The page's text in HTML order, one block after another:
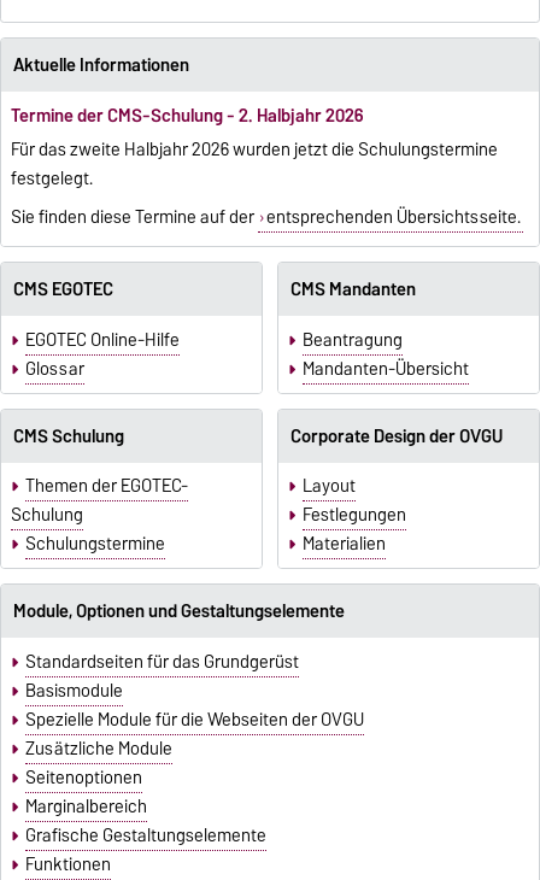
Aktuelle Informationen
Termine der CMS-Schulung - 2. Halbjahr 2026
Für das zweite Halbjahr 2026 wurden jetzt die Schulungstermine
festgelegt.
Sie finden diese Termine auf der entsprechenden Übersichtsseite.
CMS EGOTEC
EGOTEC Online-Hilfe
Glossar
CMS Mandanten
Beantragung
Mandanten-Übersicht
CMS Schulung
Themen der EGOTEC-
Schulung
Schulungstermine
Corporate Design der OVGU
Layout
Festlegungen
Materialien
Module, Optionen und Gestaltungselemente
Standardseiten für das Grundgerüst
Basismodule
Spezielle Module für die Webseiten der OVGU
Zusätzliche Module
Seitenoptionen
Marginalbereich
Grafische Gestaltungselemente
Funktionen